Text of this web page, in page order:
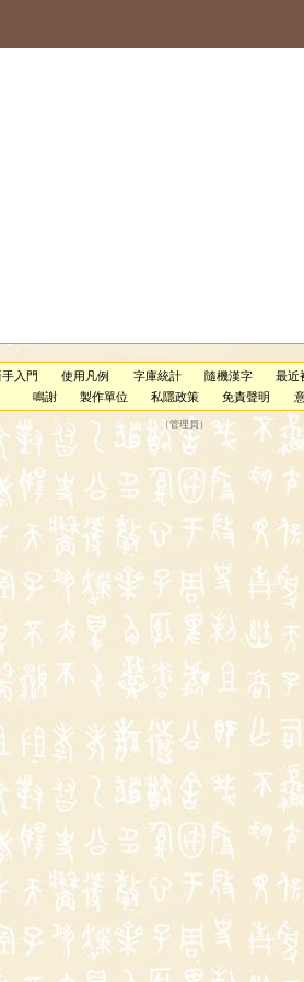
手入門 使用凡例 字庫統計 隨機漢字
最近
鳴謝
製作單位 私隱政策 免責聲明
（管理員 ）